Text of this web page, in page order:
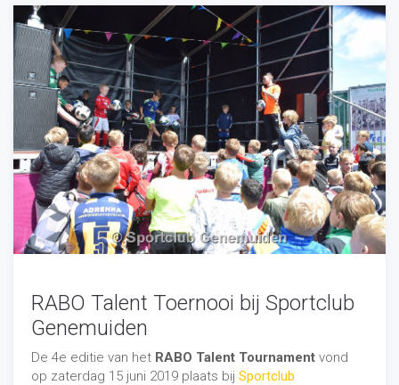
RABO Talent Toernooi bij Sportclub
Genemuiden
De 4e editie van het RABO Talent Tournament vond
op zaterdag 15 juni 2019 plaats bij Sportclub